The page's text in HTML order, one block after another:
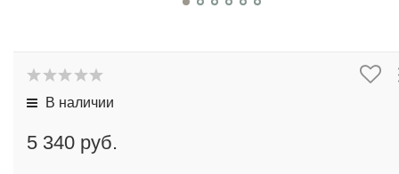
В наличии
5 340 руб.